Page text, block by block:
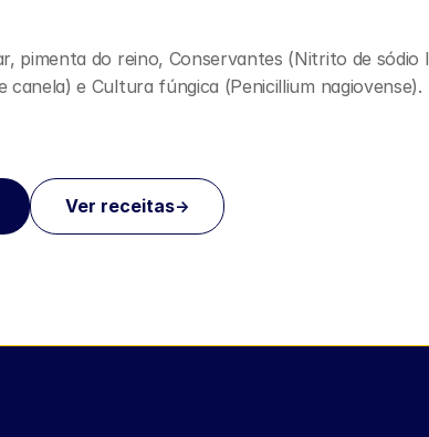
pimenta do reino, Conservantes (Nitrito de
canela) e Cultura fúngica (Penicillium nagiovense).
Ver receitas->